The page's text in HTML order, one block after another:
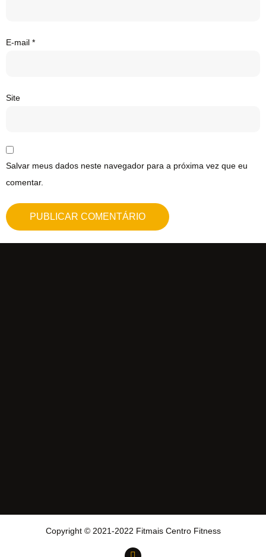
E-mail *
Site
Salvar meus dados neste navegador para a próxima vez que eu
comentar.
Copyright © 2021-2022 Fitmais Centro Fitness